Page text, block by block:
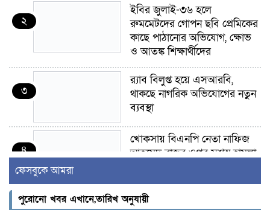
২
ইবির জুলাই-৩৬ হলে
রুমমেটদের গোপন ছবি প্রেমিকের
কাছে পাঠানোর অভিযোগ, ক্ষোভ
ও আতঙ্ক শিক্ষার্থীদের
৩
র‍্যাব বিলুপ্ত হয়ে এসআরবি,
থাকছে নাগরিক অভিযোগের নতুন
ব্যবস্থা
৪
খোকসায় বিএনপি নেতা নাফিজ
আহমেদ রাজুর ওপর সশস্ত্র হামলা,
সাঈদীর ছবিতে জুতা
ফেসবুকে আমরা
পুরোনো খবর এখানে,তারিখ অনুযায়ী